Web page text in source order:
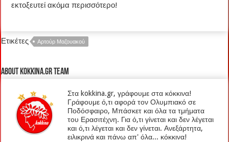
εκτοξευτεί ακόμα περισσότερο!
Ετικέτες Αρτούρ Μαζουακού
About kokkina.gr TEAM
Στα kokkina.gr, γράφουμε στα κόκκινα!
Γράφουμε ό,τι αφορά τον Ολυμπιακό σε
Ποδόσφαιρο, Μπάσκετ και όλα τα τμήματα
του Ερασιτέχνη. Για ό,τι γίνεται και δεν λέγεται
και ό,τι λέγεται και δεν γίνεται. Ανεξάρτητα,
ειλικρινά και πάνω απ' όλα... κόκκινα!